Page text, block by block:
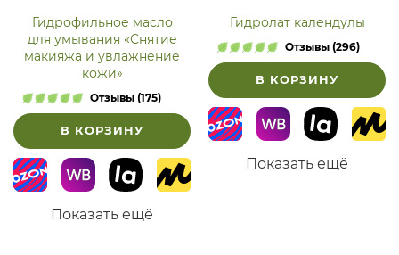
Гидрофильное масло
для умывания «Снятие
макияжа и увлажнение
кожи»
Отзывы (175)
В КОРЗИНУ
Показать ещё
Гидролат календулы
Отзывы (296)
В КОРЗИНУ
Показать ещё